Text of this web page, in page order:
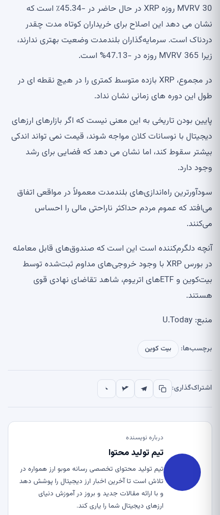
MVRV 30 روزه XRP در حال حاضر در -45.34٪ است که
نشان می دهد این اصلاح برای خریداران کوتاه مدت چقدر
دردناک است. سرمایه‌گذاران بلندمدت وضعیت بهتری ندارند،
زیرا MVRV 365 روزه در -47.13% است.
در مجموع، XRP بازده متوسط ​​کمتری را در هیچ نقطه ای در
طول این دوره های زمانی نشان نداد.
پایین بودن تاریخی به این معنی نیست که اگر بازارهای ارزهای
دیجیتال با نوسانات کلان مواجه شوند، قیمت نمی تواند اندکی
بیشتر سقوط کند، اما نشان می دهد که فضایی برای رشد
وجود دارد.
سودآورترین راه‌اندازی‌های بلندمدت معمولاً در مواقعی اتفاق
می‌افتد که عموم مردم حداکثر ناراحتی مالی را احساس
می‌کنند.
آنچه دلگرم‌کننده است این است که صندوق‌های قابل معامله
در بورس XRP با وجود خروجی‌های مداوم ثبت‌شده توسط
بیت‌کوین و ETF‌های اتریوم، شاهد تقاضای نهادی قوی
هستند.
منبع: U.Today
برچسب‌ها: بیت کوین
اشتراک‌گذاری:
درباره نویسنده
تیم تولید محتوا
تیم تولید محتوای تخصصی رسانه موبو ارز همواره در
تلاش است تا آخرین اخبار ارز دیجیتال را پوشش دهد
و با ارائه مقالات جدید و بروز در آموزش دنیای
ارزهای دیجیتال شما را یاری کند.